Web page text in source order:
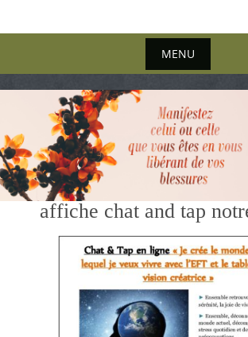
MENU
to
content
affiche chat and tap